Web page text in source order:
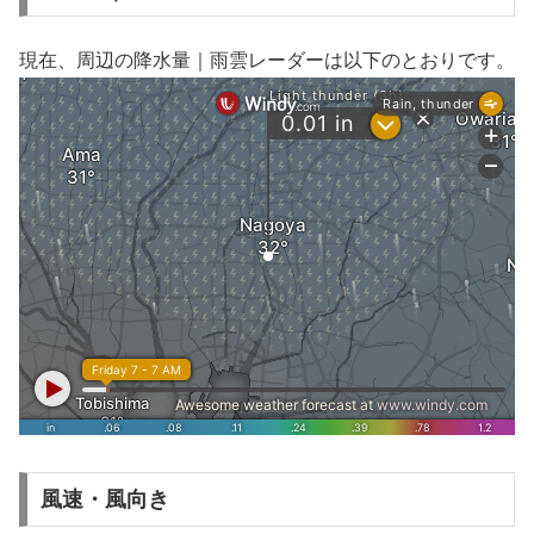
現在、周辺の降水量｜雨雲レーダーは以下のとおりです。
風速・風向き